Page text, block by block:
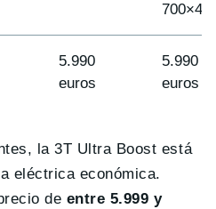
700×40
5.990
euros
5.990
euros
la 3T Ultra Boost está
eléctrica económica.
de entre 5.999 y